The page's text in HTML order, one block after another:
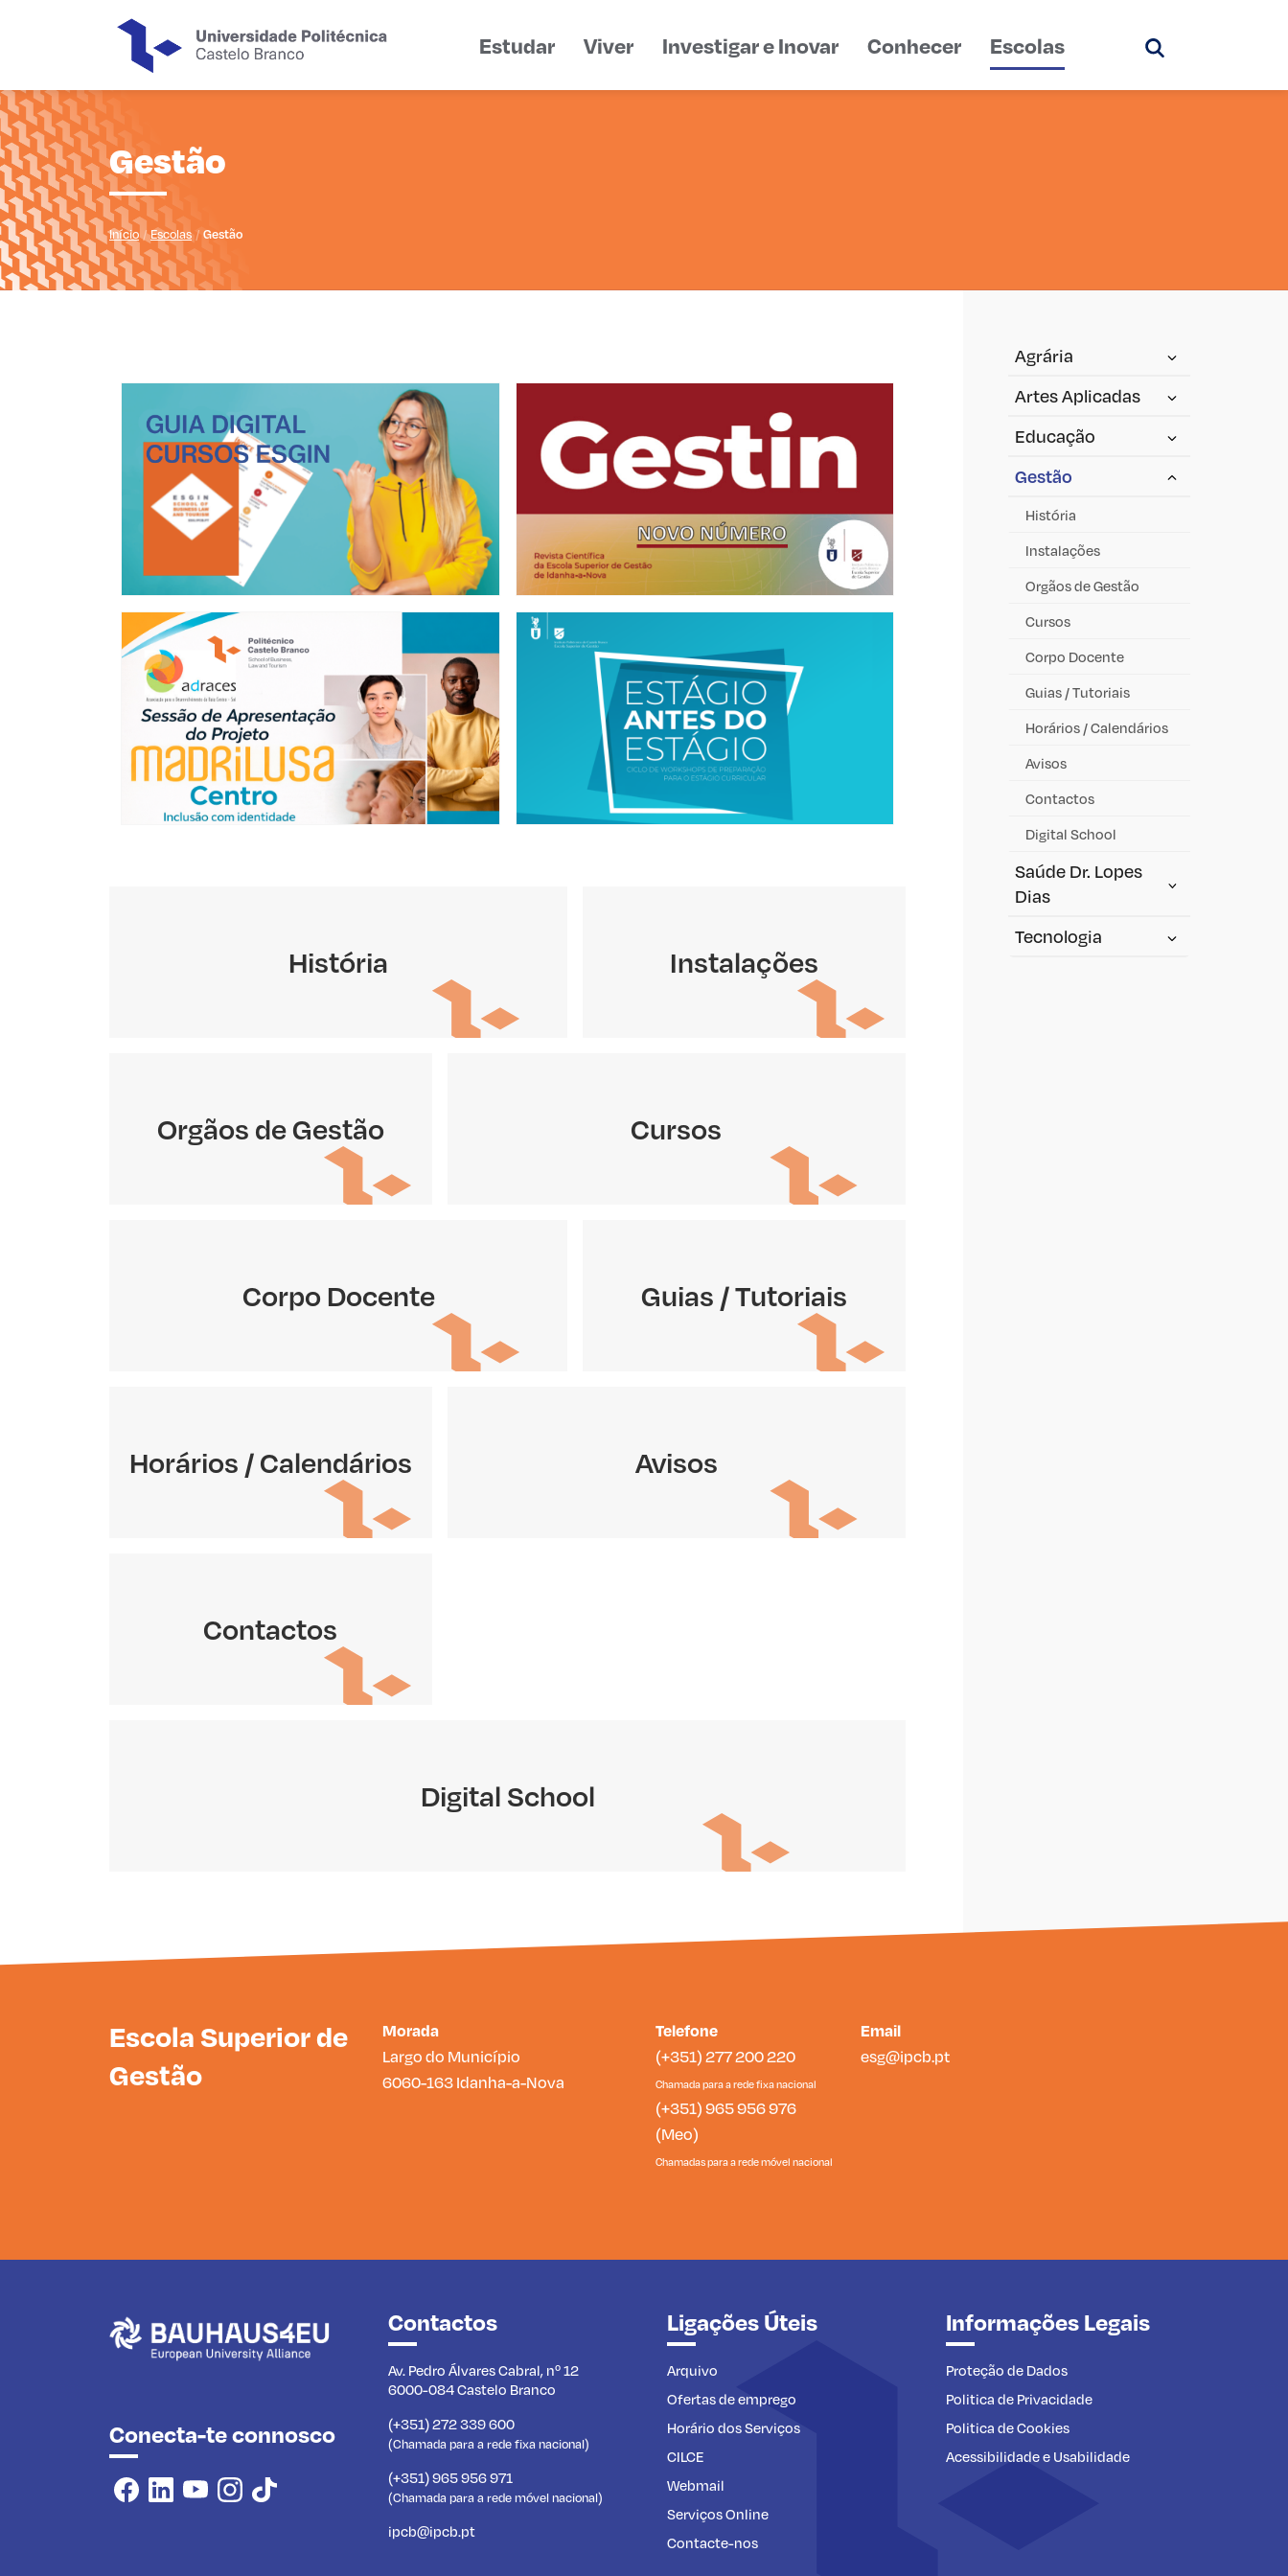
Estudar Viver Investigar e Inovar Conhecer
Escolas
Gestão
Início Escolas Gestão
História Instalações
Orgãos de Gestão Cursos
Corpo Docente Guias / Tutoriais
Horários / Calendários Avisos
Contactos
Digital School
Agrária
Artes Aplicadas
Educação
Gestão
História
Instalações
Orgãos de Gestão
Cursos
Corpo Docente
Guias / Tutoriais
Horários / Calendários
Avisos
Contactos
Digital School
Saúde Dr. Lopes
Dias
Tecnologia
Escola Superior de
Gestão
Morada
Largo do Município
6060-163 Idanha-a-Nova
Telefone
(+351) 277 200 220
Chamada para a rede fixa nacional
(+351) 965 956 976
(Meo)
Chamadas para a rede móvel nacional
Email
esg@ipcb.pt
Conecta-te connosco
Contactos
Av. Pedro Álvares Cabral, nº 12
6000-084 Castelo Branco
(+351) 272 339 600
(Chamada para a rede fixa nacional)
(+351) 965 956 971
(Chamada para a rede móvel nacional)
ipcb@ipcb.pt
Ligações Úteis
Arquivo
Ofertas de emprego
Horário dos Serviços
CILCE
Webmail
Serviços Online
Contacte-nos
Informações Legais
Proteção de Dados
Politica de Privacidade
Politica de Cookies
Acessibilidade e Usabilidade